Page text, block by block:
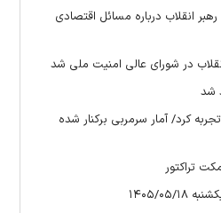
انقلاب درباره مسائل اقتصادی
در شورای عالی امنیت ملی شد
شد
کرد/ آمار سرمربی برکنار شده
تراکتور
۰۵/۱۸